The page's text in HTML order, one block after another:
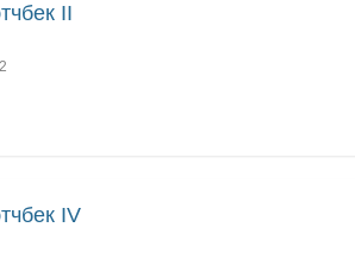
II
IV